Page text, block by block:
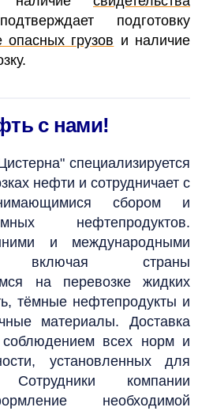
подготовку
опасных грузов и наличие
с нами!
специализируется
нефти и сотрудничает с
сбором и
нефтепродуктов.
и международными
включая страны
на перевозке жидких
тёмные нефтепродукты и
материалы. Доставка
всех норм и
установленных для
Сотрудники компании
необходимой